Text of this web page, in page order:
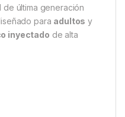
de última generación
para adultos y
inyectado de alta